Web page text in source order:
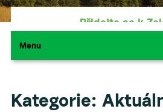
Přidejte se k
Podpořte nás
Menu
Kategorie: